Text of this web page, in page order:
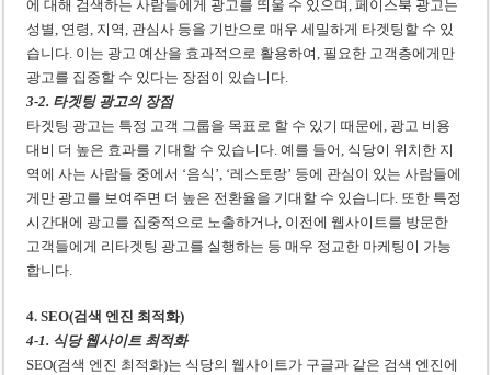
에 대해 검색하는 사람들에게 광고를 띄울 수 있으며, 페이스북 광고는
성별, 연령, 지역, 관심사 등을 기반으로 매우 세밀하게 타겟팅할 수 있
습니다. 이는 광고 예산을 효과적으로 활용하여, 필요한 고객층에게만
광고를 집중할 수 있다는 장점이 있습니다.
3-2. 타겟팅 광고의 장점
타겟팅 광고는 특정 고객 그룹을 목표로 할 수 있기 때문에, 광고 비용
대비 더 높은 효과를 기대할 수 있습니다. 예를 들어, 식당이 위치한 지
역에 사는 사람들 중에서 ‘음식’, ‘레스토랑’ 등에 관심이 있는 사람들에
게만 광고를 보여주면 더 높은 전환율을 기대할 수 있습니다. 또한 특정
시간대에 광고를 집중적으로 노출하거나, 이전에 웹사이트를 방문한
고객들에게 리타겟팅 광고를 실행하는 등 매우 정교한 마케팅이 가능
합니다.
4. SEO(검색 엔진 최적화)
4-1. 식당 웹사이트 최적화
SEO(검색 엔진 최적화)는 식당의 웹사이트가 구글과 같은 검색 엔진에